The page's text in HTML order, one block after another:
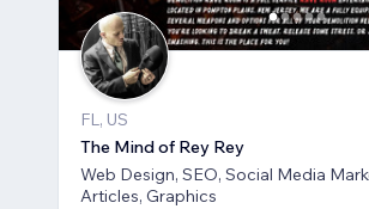
FL, US
The Mind of Rey Rey
Web Design, SEO, Social Media
Articles, Graphics